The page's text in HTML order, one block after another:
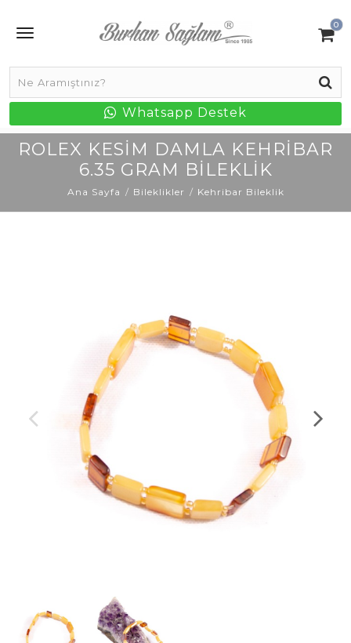
0
Whatsapp Destek
ROLEX KESIM DAMLA KEHRIBAR
6.35 GRAM BILEKLIK
Ana Sayfa Bileklikler Kehribar Bileklik